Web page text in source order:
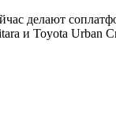
делают
и Toyota